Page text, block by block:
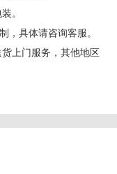
。
，具体请咨询客服。
上门服务，其他地区